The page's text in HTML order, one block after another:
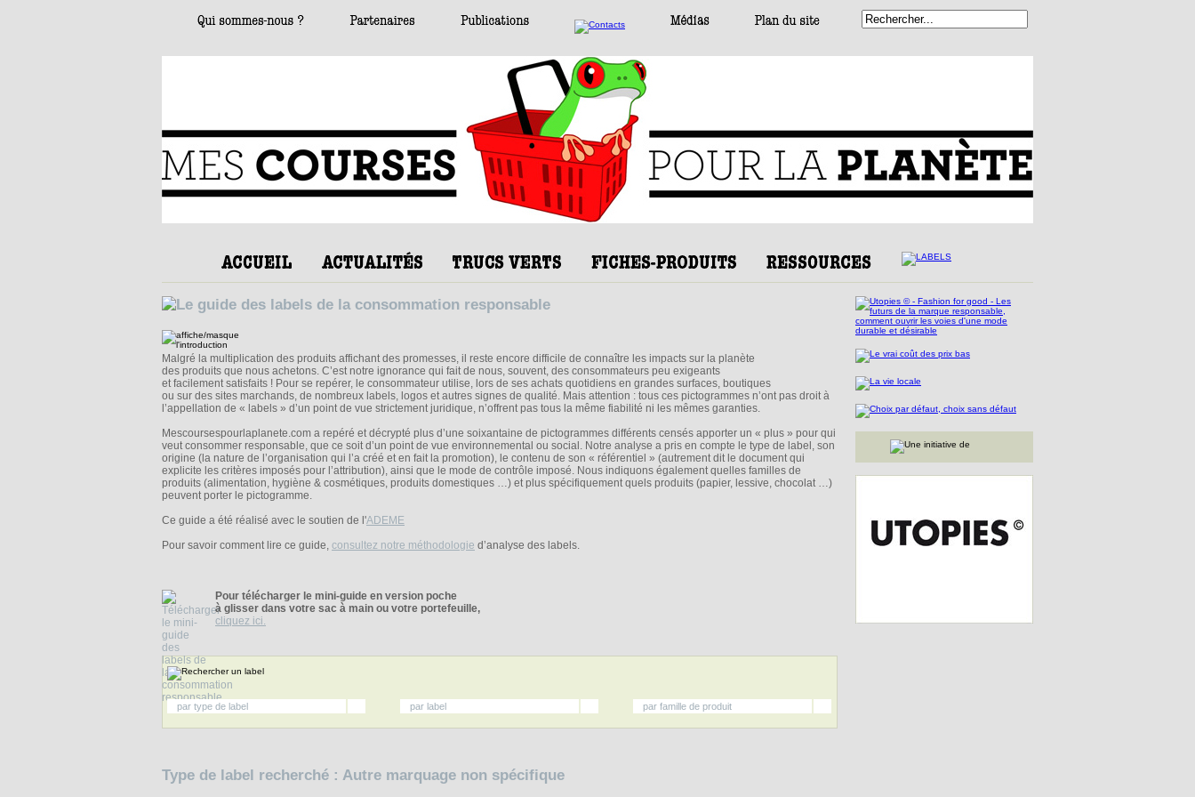
Malgré la multiplication des produits affichant des promesses, il reste encore difficile de connaître les impacts sur la planète
des produits que nous achetons. C’est notre ignorance qui fait de nous, souvent, des consommateurs peu exigeants
et facilement satisfaits ! Pour se repérer, le consommateur utilise, lors de ses achats quotidiens en grandes surfaces, boutiques
ou sur des sites marchands, de nombreux labels, logos et autres signes de qualité. Mais attention : tous ces pictogrammes n’ont pas droit à
l’appellation de « labels » d’un point de vue strictement juridique, n’offrent pas tous la même fiabilité ni les mêmes garanties.
Mescoursespourlaplanete.com a repéré et décrypté plus d’une soixantaine de pictogrammes différents censés apporter un « plus » pour qui
veut consommer responsable, que ce soit d’un point de vue environnemental ou social. Notre analyse a pris en compte le type de label, son
origine (la nature de l’organisation qui l’a créé et en fait la promotion), le contenu de son « référentiel » (autrement dit le document qui
explicite les critères imposés pour l’attribution), ainsi que le mode de contrôle imposé. Nous indiquons également quelles familles de
produits (alimentation, hygiène & cosmétiques, produits domestiques …) et plus spécifiquement quels produits (papier, lessive, chocolat …)
peuvent porter le pictogramme.
Ce guide a été réalisé avec le soutien de l'ADEME
Pour savoir comment lire ce guide, consultez notre méthodologie d’analyse des labels.
Pour télécharger le mini-guide en version poche
à glisser dans votre sac à main ou votre portefeuille,
cliquez ici.
par type de label par label par famille de produit
Type de label recherché : Autre marquage non spécifique